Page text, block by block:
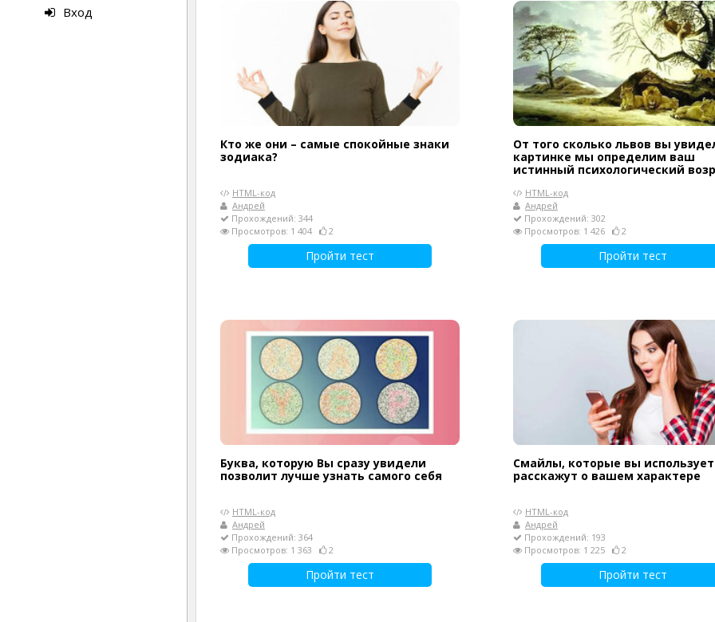
Вход
Кто же они – самые спокойные знаки
зодиака?
HTML-код
Андрей
Прохождений: 344
Просмотров: 1 404
2
Пройти тест
От того сколько львов вы
картинке мы определим ваш
истинный психологический
HTML-код
Андрей
Прохождений: 302
Просмотров: 1 426
2
Пройти тест
Буква, которую Вы сразу увидели
позволит лучше узнать самого себя
HTML-код
Андрей
Прохождений: 364
Просмотров: 1 363
2
Пройти тест
Смайлы, которые вы
расскажут о вашем характере
HTML-код
Андрей
Прохождений: 193
Просмотров: 1 225
2
Пройти тест